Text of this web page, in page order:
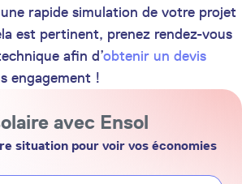
rapide simulation de votre projet
est pertinent, prenez rendez-vous
afin d’obtenir un devis
engagement !
avec Ensol
situation pour voir vos économies